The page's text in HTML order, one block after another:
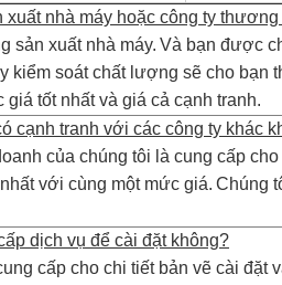
xuất nhà máy hoặc công ty
sản xuất nhà máy. Và bạn được
kiểm soát chất lượng sẽ cho bạn
tốt nhất và giá cả cạnh tranh.
cạnh tranh với các công ty khác
của chúng tôi là cung cấp
với cùng một mức giá. Chúng
dịch vụ để cài đặt không?
cấp cho chi tiết bản vẽ cài đặt